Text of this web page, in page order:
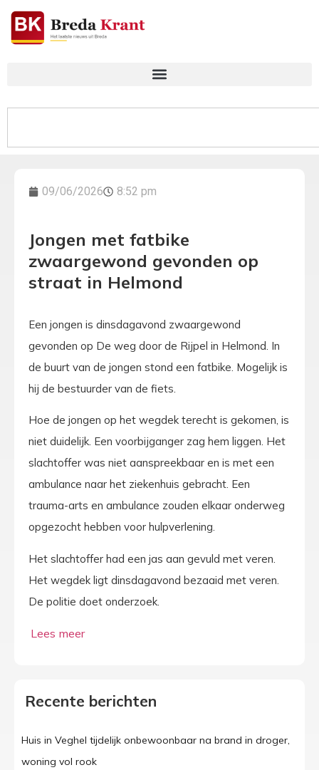
09/06/2026 8:52 pm
Jongen met fatbike
zwaargewond gevonden op
straat in Helmond
Een jongen is dinsdagavond zwaargewond
gevonden op De weg door de Rijpel in Helmond. In
de buurt van de jongen stond een fatbike. Mogelijk is
hij de bestuurder van de fiets.
Hoe de jongen op het wegdek terecht is gekomen, is
niet duidelijk. Een voorbijganger zag hem liggen. Het
slachtoffer was niet aanspreekbaar en is met een
ambulance naar het ziekenhuis gebracht. Een
trauma-arts en ambulance zouden elkaar onderweg
opgezocht hebben voor hulpverlening.
Het slachtoffer had een jas aan gevuld met veren.
Het wegdek ligt dinsdagavond bezaaid met veren.
De politie doet onderzoek.
Recente berichten
Huis in Veghel tijdelijk onbewoonbaar na brand in droger,
woning vol rook